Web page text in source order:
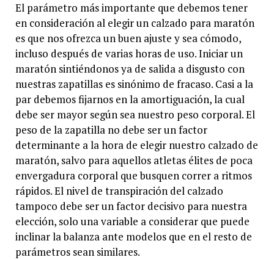
El parámetro más importante que debemos tener
en consideración al elegir un calzado para maratón
es que nos ofrezca un buen ajuste y sea cómodo,
incluso después de varias horas de uso. Iniciar un
maratón sintiéndonos ya de salida a disgusto con
nuestras zapatillas es sinónimo de fracaso. Casi a la
par debemos fijarnos en la amortiguación, la cual
debe ser mayor según sea nuestro peso corporal. El
peso de la zapatilla no debe ser un factor
determinante a la hora de elegir nuestro calzado de
maratón, salvo para aquellos atletas élites de poca
envergadura corporal que busquen correr a ritmos
rápidos. El nivel de transpiración del calzado
tampoco debe ser un factor decisivo para nuestra
elección, solo una variable a considerar que puede
inclinar la balanza ante modelos que en el resto de
parámetros sean similares.